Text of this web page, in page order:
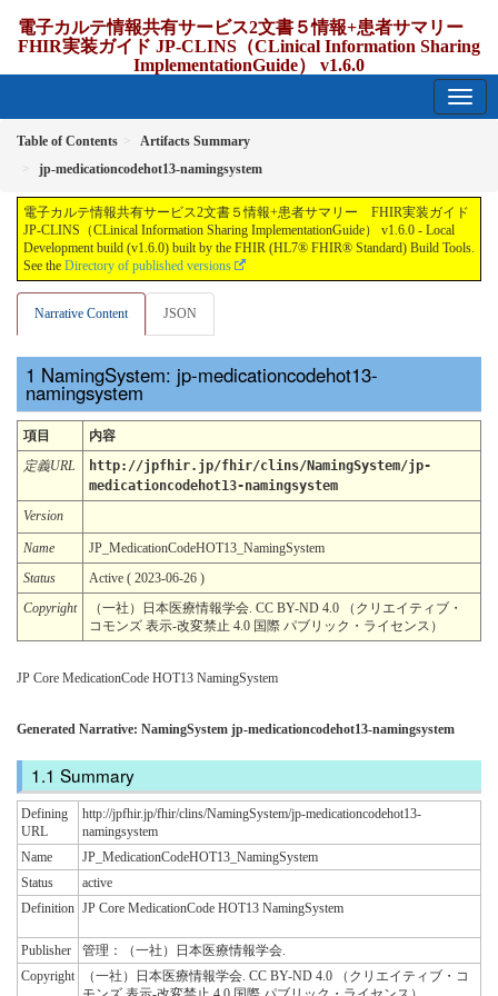
電子カルテ情報共有サービス2文書５情報+患者サマリー
FHIR実装ガイド JP-CLINS（CLinical Information Sharing
ImplementationGuide） v1.6.0
Table of Contents
Artifacts Summary
jp-medicationcodehot13-namingsystem
電子カルテ情報共有サービス2文書５情報+患者サマリー FHIR実装ガイド
JP-CLINS（CLinical Information Sharing ImplementationGuide） v1.6.0 - Local
Development build (v1.6.0) built by the FHIR (HL7® FHIR® Standard) Build Tools.
See the Directory of published versions
Narrative Content JSON
NamingSystem: jp-medicationcodehot13-
namingsystem
項目
内容
定義URL
http://jpfhir.jp/fhir/clins/NamingSystem/jp-
medicationcodehot13-namingsystem
Version
Name
JP_MedicationCodeHOT13_NamingSystem
Status
Active ( 2023-06-26 )
Copyright
（一社）日本医療情報学会. CC BY-ND 4.0 （クリエイティブ・
コモンズ 表示-改変禁止 4.0 国際 パブリック・ライセンス）
JP Core MedicationCode HOT13 NamingSystem
Generated Narrative: NamingSystem jp-medicationcodehot13-namingsystem
Summary
Defining
URL
http://jpfhir.jp/fhir/clins/NamingSystem/jp-medicationcodehot13-
namingsystem
Name
JP_MedicationCodeHOT13_NamingSystem
Status
active
Definition JP Core MedicationCode HOT13 NamingSystem
Publisher
管理：（一社）日本医療情報学会.
Copyright
（一社）日本医療情報学会. CC BY-ND 4.0 （クリエイティブ・コ